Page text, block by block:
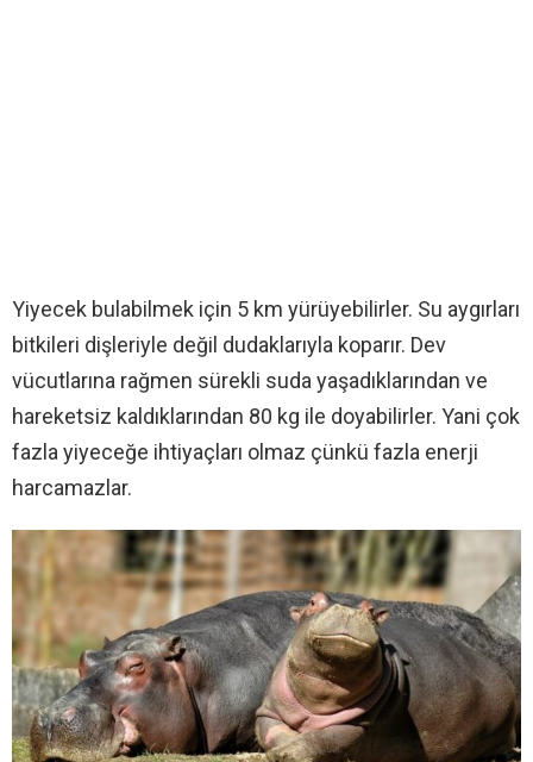
Yiyecek bulabilmek için 5 km yürüyebilirler. Su aygırları
bitkileri dişleriyle değil dudaklarıyla koparır. Dev
vücutlarına rağmen sürekli suda yaşadıklarından ve
hareketsiz kaldıklarından 80 kg ile doyabilirler. Yani çok
fazla yiyeceğe ihtiyaçları olmaz çünkü fazla enerji
harcamazlar.